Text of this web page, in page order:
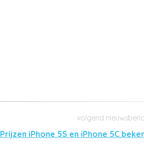
Prijzen iPhone 5S en iPhone 5C